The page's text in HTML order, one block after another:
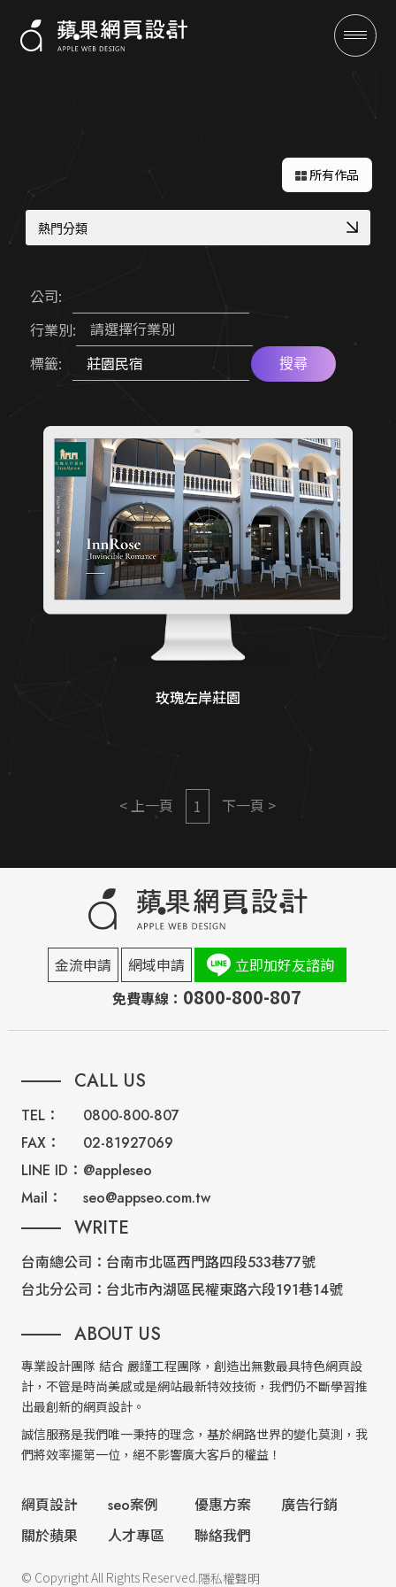
全域行銷
行銷專欄
關於蘋果
所有作品
熱門分類
RWD 校園官網改版
機械設備展示方案
高質感視覺設計案例
高信任感醫療網頁
專業作品集網頁設計
醫師個人品牌官網
補習班招生官網實績
多語系全球化網站
形象官網開發方案
中小企業官網
大學院所／系辦網頁設計
CIS 視覺識別整合
顧問與專業人士網頁
客製化電商功能
國際化企業官網設計
診所品牌形象塑造
品牌官網改版實績
公司:
行業別:
請選擇行業別
標籤:
搜尋
玫瑰左岸莊園
< 上一頁 1 下一頁 >
金流申請 網域申請
立即加好友諮詢
免費專線： 0800-800-807
CALL US
TEL：
0800-800-807
FAX：
02-81927069
LINE ID： @appleseo
Mail：
seo@appseo.com.tw
WRITE
台南總公司： 台南市北區西門路四段533巷77號
台北分公司： 台北市內湖區民權東路六段191巷14號
ABOUT US
專業設計團隊 結合 嚴謹工程團隊，創造出無數最具特色網頁設
計，不管是時尚美感或是網站最新特效技術，我們仍不斷學習推
出最創新的網頁設計。
誠信服務是我們唯一秉持的理念，基於網路世界的變化莫測，我
們將效率擺第一位，絕不影響廣大客戶的權益！
網頁設計 seo案例 優惠方案
廣告行銷
關於蘋果
人才專區 聯絡我們
© Copyright All Rights Reserved.隱私權聲明